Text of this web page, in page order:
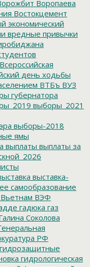
Воропаева
Востокцемент
экономический
вредные привычки
Всероссийская
день ходьбы
ВТБъ ВУЗ
губернатора
выборы_2021
выборы-2018
ямы
выплаты выплаты за
выставка-
самообразование
Вьетнам ВЭФ
гадюка газ
Соколова
РФ
гидрозащитные
гидрологическая